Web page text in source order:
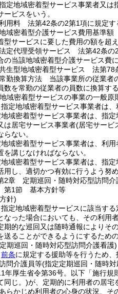
定地域密着型サービス事業者又
ービスをいう。
用料 法第42条の2第1項に規定す
域密着型介護サービス費用基準
型サービスに要した費用の額を超
定代理受領サービス 法第42条の
の当該地域密着型介護サービス費
生型地域密着型サービス 法第78
勤換算方法 当該事業所の従業者
数を常勤の従業者の員数に換算す
域密着型サービスの事業の一般原
指定地域密着型サービス事業者は
域密着型サービス事業者は、指
は居宅サービス事業者(居宅サービ
らない。
域密着型サービス事業者は、利
を講じなければならない。
域密着型サービス事業者は、指
用し、適切かつ有効に行うよう努
2章
定期巡回・随時対応型訪問介
第1節
基本方針等
針)
指定地域密着型サービスに該当す
なった場合においても、その利用
期的な巡回又は随時通報によりそ
送ることができるようにするため
期巡回・随時対応型訪問介護看護)
前条に規定する援助等を行うため
問介護員等(指定定期巡回・随時
年厚生省令第36号。以下「施行規
同じ。)が、定期的に利用者の居宅
あらかじめ利用者の心身の状況、